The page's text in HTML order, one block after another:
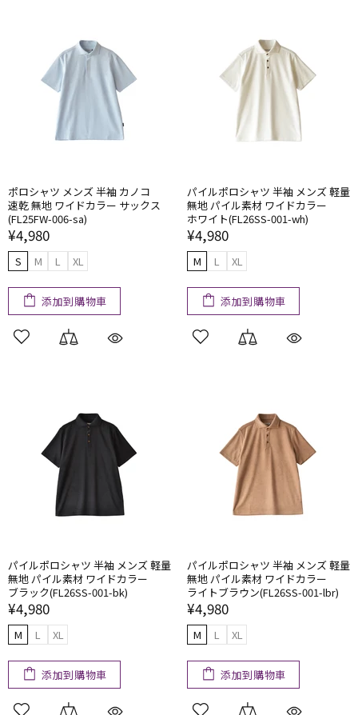
ポロシャツ メンズ 半袖 カノコ
速乾 無地 ワイドカラー サックス
(FL25FW-006-sa)
¥4,980
S M L XL
添加到購物車
パイルポロシャツ 半袖 メンズ 軽量
無地 パイル素材 ワイドカラー
ホワイト(FL26SS-001-wh)
¥4,980
M L XL
添加到購物車
パイルポロシャツ 半袖 メンズ 軽量
無地 パイル素材 ワイドカラー
ブラック(FL26SS-001-bk)
¥4,980
M L XL
添加到購物車
パイルポロシャツ 半袖 メンズ 軽量
無地 パイル素材 ワイドカラー
ライトブラウン(FL26SS-001-lbr)
¥4,980
M L XL
添加到購物車